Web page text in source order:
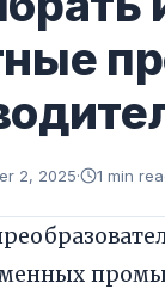
2, 2025· 1 min